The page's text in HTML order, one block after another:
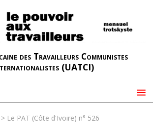
des Travailleurs Communistes
(UATCI)
> Le PAT (Côte d'Ivoire) n° 526